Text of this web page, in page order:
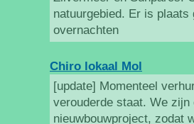
natuurgebied. Er is plaats
overnachten
Chiro lokaal Mol
[update] Momenteel
verouderde staat. We
nieuwbouwproject, zodat